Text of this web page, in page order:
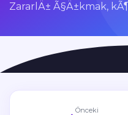
ZararlÄ± Ã§Ä±kmak,
Önceki